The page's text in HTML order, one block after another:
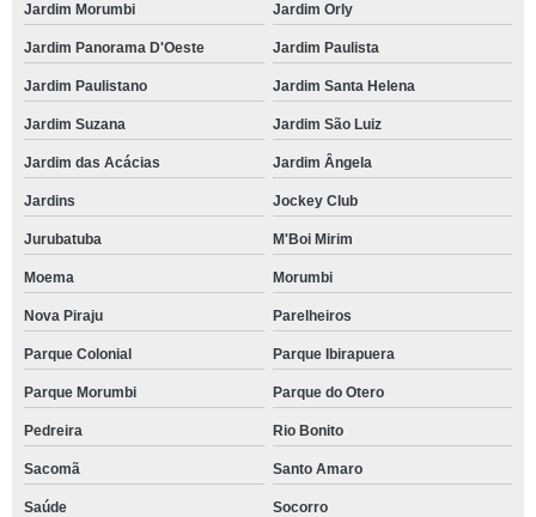
Jardim Morumbi Jardim Orly
Jardim Panorama D'Oeste Jardim Paulista
Jardim Paulistano Jardim Santa Helena
Jardim Suzana Jardim São Luiz
Jardim das Acácias Jardim Ângela
Jardins Jockey Club
Jurubatuba M'Boi Mirim
Moema Morumbi
Nova Piraju Parelheiros
Parque Colonial Parque Ibirapuera
Parque Morumbi Parque do Otero
Pedreira Rio Bonito
Sacomã Santo Amaro
Saúde Socorro